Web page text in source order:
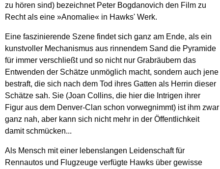
zu hören sind) bezeichnet Peter Bogdanovich den Film zu
Recht als eine »Anomalie« in Hawks' Werk.
Eine faszinierende Szene findet sich ganz am Ende, als ein
kunstvoller Mechanismus aus rinnendem Sand die Pyramide
für immer verschließt und so nicht nur Grabräubern das
Entwenden der Schätze unmöglich macht, sondern auch jene
bestraft, die sich nach dem Tod ihres Gatten als Herrin dieser
Schätze sah. Sie (Joan Collins, die hier die Intrigen ihrer
Figur aus dem Denver-Clan schon vorwegnimmt) ist ihm zwar
ganz nah, aber kann sich nicht mehr in der Öffentlichkeit
damit schmücken...
Als Mensch mit einer lebenslangen Leidenschaft für
Rennautos und Flugzeuge verfügte Hawks über gewisse